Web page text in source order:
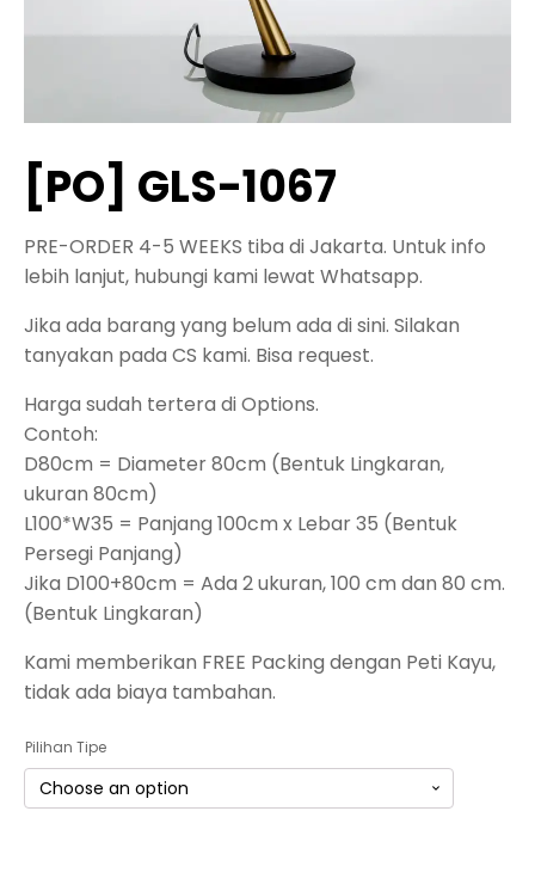
[PO] GLS-1067
PRE-ORDER 4-5 WEEKS tiba di Jakarta. Untuk info
lebih lanjut, hubungi kami lewat Whatsapp.
Jika ada barang yang belum ada di sini. Silakan
tanyakan pada CS kami. Bisa request.
Harga sudah tertera di Options.
Contoh:
D80cm = Diameter 80cm (Bentuk Lingkaran,
ukuran 80cm)
L100*W35 = Panjang 100cm x Lebar 35 (Bentuk
Persegi Panjang)
Jika D100+80cm = Ada 2 ukuran, 100 cm dan 80 cm.
(Bentuk Lingkaran)
Kami memberikan FREE Packing dengan Peti Kayu,
tidak ada biaya tambahan.
Pilihan Tipe